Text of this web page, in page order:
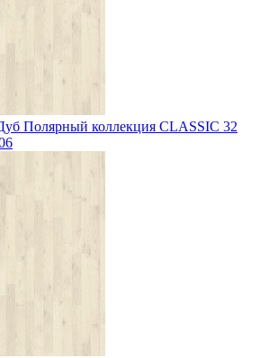
Полярный коллекция CLASSIC 32